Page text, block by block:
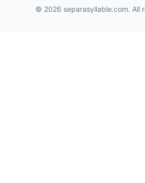
© 2026 separasyllable.com. All